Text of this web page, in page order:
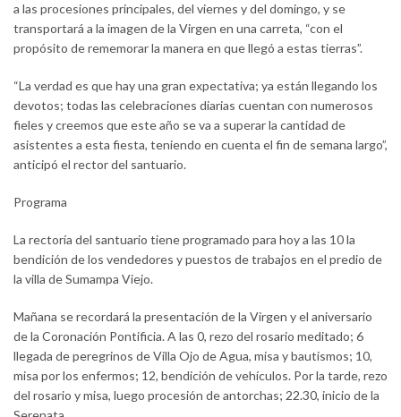
a las procesiones principales, del viernes y del domingo, y se
transportará a la imagen de la Virgen en una carreta, “con el
propósito de rememorar la manera en que llegó a estas tierras”.
“La verdad es que hay una gran expectativa; ya están llegando los
devotos; todas las celebraciones diarias cuentan con numerosos
fieles y creemos que este año se va a superar la cantidad de
asistentes a esta fiesta, teniendo en cuenta el fin de semana largo”,
anticipó el rector del santuario.
Programa
La rectoría del santuario tiene programado para hoy a las 10 la
bendición de los vendedores y puestos de trabajos en el predio de
la villa de Sumampa Viejo.
Mañana se recordará la presentación de la Virgen y el aniversario
de la Coronación Pontificia. A las 0, rezo del rosario meditado; 6
llegada de peregrinos de Villa Ojo de Agua, misa y bautismos; 10,
misa por los enfermos; 12, bendición de vehículos. Por la tarde, rezo
del rosario y misa, luego procesión de antorchas; 22.30, inicio de la